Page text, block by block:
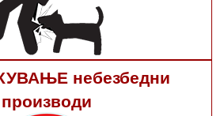
небезбедни
производи